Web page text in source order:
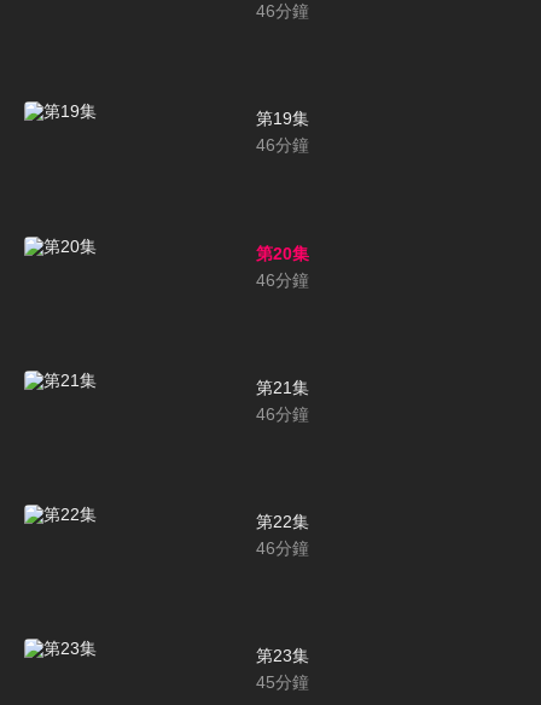
46分鐘
第19集
46分鐘
第20集
46分鐘
第21集
46分鐘
第22集
46分鐘
第23集
45分鐘